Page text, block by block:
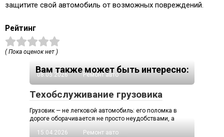
защитите свой автомобиль от возможных повреждений.
Рейтинг
( Пока оценок нет )
Вам также может быть интересно:
08.05.2026 Ремонт авто
Техобслуживание грузовика
Грузовик — не легковой автомобиль: его поломка в
дороге оборачивается не просто неудобствами, а
15.04.2026
Ремонт авто